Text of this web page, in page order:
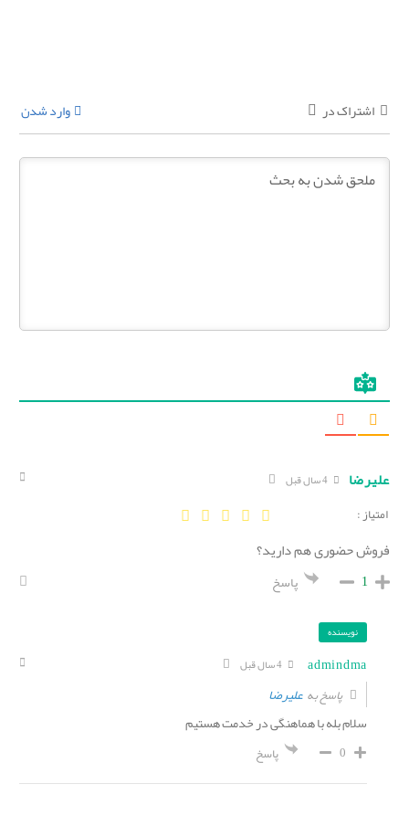
اشتراک در وارد شدن
علیرضا 4 سال قبل
امتیاز :
فروش حضوری هم دارید؟
1 پاسخ
نویسنده
admindma
پاسخ بهعلیرضا
سلام بله با هماهنگی در خدمت هستیم
0 پاسخ